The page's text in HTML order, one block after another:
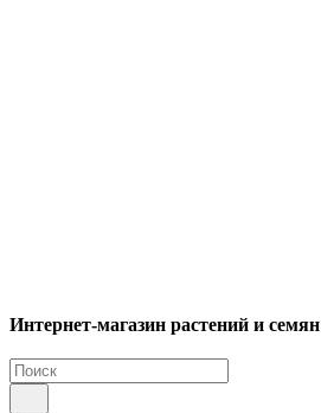
Интернет-магазин растений и семян